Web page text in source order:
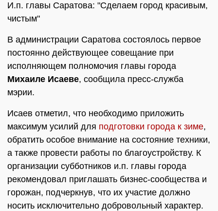
И.п. главы Саратова: "Сделаем город красивым,
чистым"
В администрации Саратова состоялось первое
постоянно действующее совещание при
исполняющем полномочия главы города
Михаиле Исаеве, сообщила пресс-служба
мэрии.
Исаев отметил, что необходимо приложить
максимум усилий для подготовки города к зиме,
обратить особое внимание на состояние техники,
а также провести работы по благоустройству. К
организации субботников и.п. главы города
рекомендовал приглашать бизнес-сообщества и
горожан, подчеркнув, что их участие должно
носить исключительно добровольный характер.